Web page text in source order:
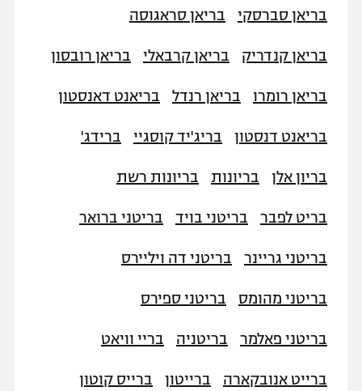
בריאן סברסקי בריאן סראגוסה
בריאן קנדריק בריאן קרבאלי בריאן רובסון
בריאן רומרו בריאן רנדל בריאנט דאנסטון
בריאנט דנסטון בריג'יד קוסגיי ברידג'
בריון אלן בריונות בריונות רשת
בריט לפבר בריטני בויד בריטני ברואר
בריטני גריינר בריטני דה ויליירס
בריטני מהומס בריטני ספירס
בריטני פאלמר בריטניה בריי וויאט
ברייט אנובקארה ברייטון ברייס קוטון